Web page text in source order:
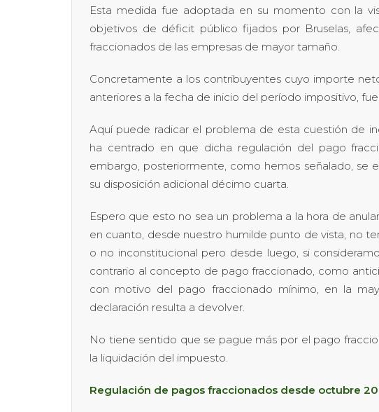
Esta medida fue adoptada en su momento con la
objetivos de déficit público fijados por Bruselas,
fraccionados de las empresas de mayor tamaño.
Concretamente a los contribuyentes cuyo importe
anteriores a la fecha de inicio del período impositivo,
Aquí puede radicar el problema de esta cuestión de
ha centrado en que dicha regulación del pago
embargo, posteriormente, como hemos señalado, se
su disposición adicional décimo cuarta.
Espero que esto no sea un problema a la hora de
en cuanto, desde nuestro humilde punto de vista, no
o no inconstitucional pero desde luego, si
contrario al concepto de pago fraccionado, como
con motivo del pago fraccionado mínimo, en la
declaración resulta a devolver.
No tiene sentido que se pague más por el pago
la liquidación del impuesto.
Regulación de pagos fraccionados desde octubre